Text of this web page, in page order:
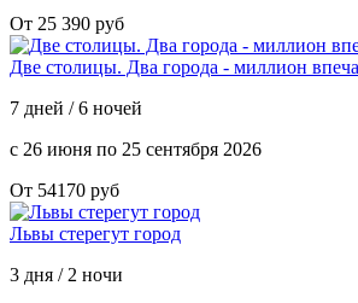
От 25 390 руб
Две столицы. Два города - миллион
7 дней / 6 ночей
с 26 июня по 25 сентября 2026
От 54170 руб
Львы стерегут город
3 дня / 2 ночи